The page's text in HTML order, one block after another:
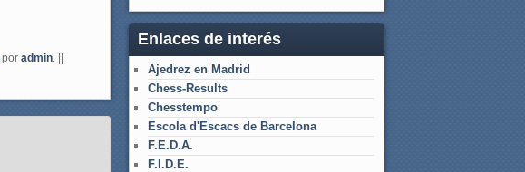
por admin. ||
Enlaces de interés
Ajedrez en Madrid
Chess-Results
Chesstempo
Escola d'Escacs de Barcelona
F.E.D.A.
F.I.D.E.